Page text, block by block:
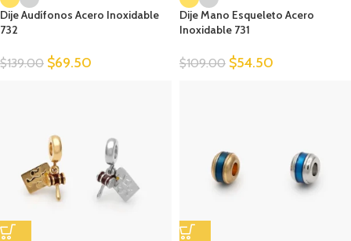
Dije Audífonos Acero Inoxidable
732
$139.00 $69.50
Dije Mano Esqueleto Acero
Inoxidable 731
$109.00 $54.50